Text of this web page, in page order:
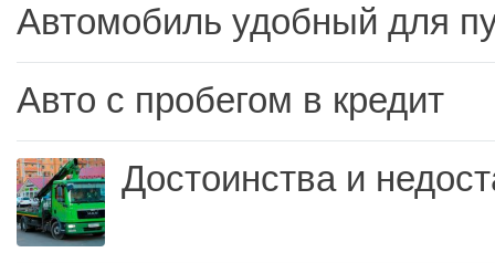
Автомобиль удобный для
Авто с пробегом в кредит
Достоинства и